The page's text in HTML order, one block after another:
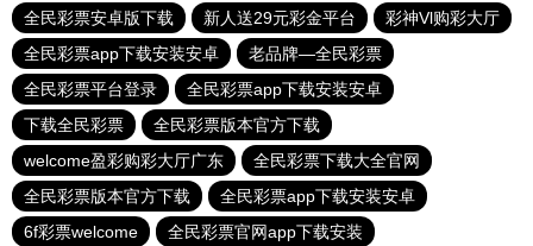
全民彩票安卓版下载
新人送29元彩金平台
彩神Vl购彩大厅
全民彩票app下载安装安卓
老品牌—全民彩票
全民彩票平台登录
全民彩票app下载安装安卓
下载全民彩票
全民彩票版本官方下载
welcome盈彩购彩大厅广东
全民彩票下载大全官网
全民彩票版本官方下载
全民彩票app下载安装安卓
6f彩票welcome
全民彩票官网app下载安装